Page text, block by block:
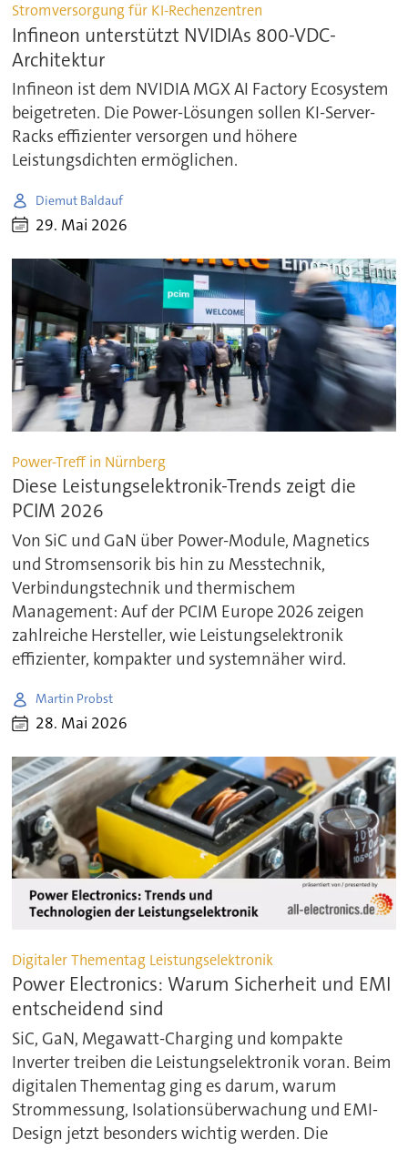
Stromversorgung für KI-Rechenzentren
Infineon unterstützt NVIDIAs 800-VDC-
Architektur
Infineon ist dem NVIDIA MGX AI Factory Ecosystem
beigetreten. Die Power-Lösungen sollen KI-Server-
Racks effizienter versorgen und höhere
Leistungsdichten ermöglichen.
Diemut Baldauf
29. Mai 2026
Power-Treff in Nürnberg
Diese Leistungselektronik-Trends zeigt die
PCIM 2026
Von SiC und GaN über Power-Module, Magnetics
und Stromsensorik bis hin zu Messtechnik,
Verbindungstechnik und thermischem
Management: Auf der PCIM Europe 2026 zeigen
zahlreiche Hersteller, wie Leistungselektronik
effizienter, kompakter und systemnäher wird.
Martin Probst
28. Mai 2026
Digitaler Thementag Leistungselektronik
Power Electronics: Warum Sicherheit und EMI
entscheidend sind
SiC, GaN, Megawatt-Charging und kompakte
Inverter treiben die Leistungselektronik voran. Beim
digitalen Thementag ging es darum, warum
Strommessung, Isolationsüberwachung und EMI-
Design jetzt besonders wichtig werden. Die